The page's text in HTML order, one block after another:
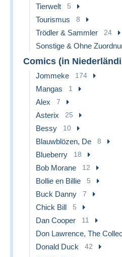
Tierwelt 5
Tourismus 8
Trödler & Sammler 24
Sonstige & Ohne
Comics (in
Jommeke 174
Mangas 1
Alex 7
Asterix 25
Bessy 10
Blauwblözen, De 8
Blueberry 18
Bob Morane 12
Bollie en Billie 5
Buck Danny 7
Chick Bill 5
Dan Cooper 11
Don Lawrence, The
Donald Duck 42